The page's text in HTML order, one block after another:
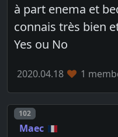
à part enema et
connais très bien
Yes ou No
2020.04.18 1
Post number
102
Maec